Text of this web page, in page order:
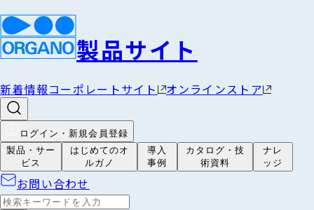
製品サイト
新着情報コーポレートサイト オンラインストア
ログイン・新規会員登録
製品・サー
ビス
はじめてのオ
ルガノ
導入
事例
カタログ・技
術資料
ナレ
ッジ
お問い合わせ